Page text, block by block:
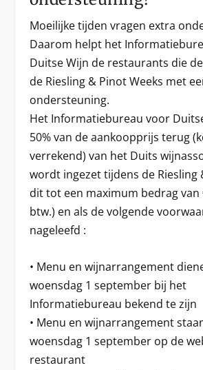
Moeilijke tijden vragen extra
Daarom helpt het
Duitse Wijn de restaurants die
de Riesling & Pinot Weeks met
ondersteuning.
Het Informatiebureau voor
50% van de aankoopprijs terug
verrekend) van het Duits
wordt ingezet tijdens de Riesling
dit tot een maximum bedrag van
btw.) en als de volgende
nageleefd :
• Menu en wijnarrangement
woensdag 1 september bij het
Informatiebureau bekend te zijn
• Menu en wijnarrangement
woensdag 1 september op de
restaurant